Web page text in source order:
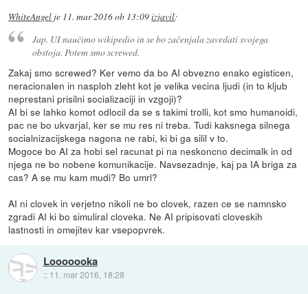
WhiteAngel je 11. mar 2016 ob 13:09izjavil:
Jap. UI naučimo wikipedio in se bo začenjala zavedati svojega
obstoja. Potem smo screwed.
Zakaj smo screwed? Ker vemo da bo AI obvezno enako egisticen,
neracionalen in nasploh zleht kot je velika vecina ljudi (in to kljub
neprestani prisilni socializaciji in vzgoji)?
AI bi se lahko komot odlocil da se s takimi trolli, kot smo humanoidi,
pac ne bo ukvarjal, ker se mu res ni treba. Tudi kaksnega silnega
socialnizacijskega nagona ne rabi, ki bi ga silil v to.
Mogoce bo AI za hobi sel racunat pi na neskoncno decimalk in od
njega ne bo nobene komunikacije. Navsezadnje, kaj pa IA briga za
cas? A se mu kam mudi? Bo umrl?
AI ni clovek in verjetno nikoli ne bo clovek, razen ce se namnsko
zgradi AI ki bo simuliral cloveka. Ne AI pripisovati cloveskih
lastnosti in omejitev kar vsepopvrek.
Looooooka
:: 11. mar 2016, 18:28